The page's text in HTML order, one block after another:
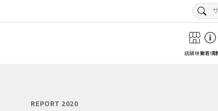
店舗検索新着情
REPORT 2020